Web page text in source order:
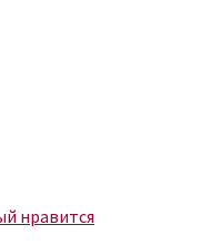
нравится